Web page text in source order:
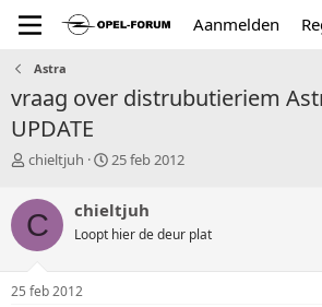
Aanmelden
Astra
vraag over distrubutieriem
UPDATE
T
p
i
c
s
a
chieltjuh
S
r
t
a
25 feb 2012
C chieltjuh
Loopt hier de deur plat
25 feb 2012